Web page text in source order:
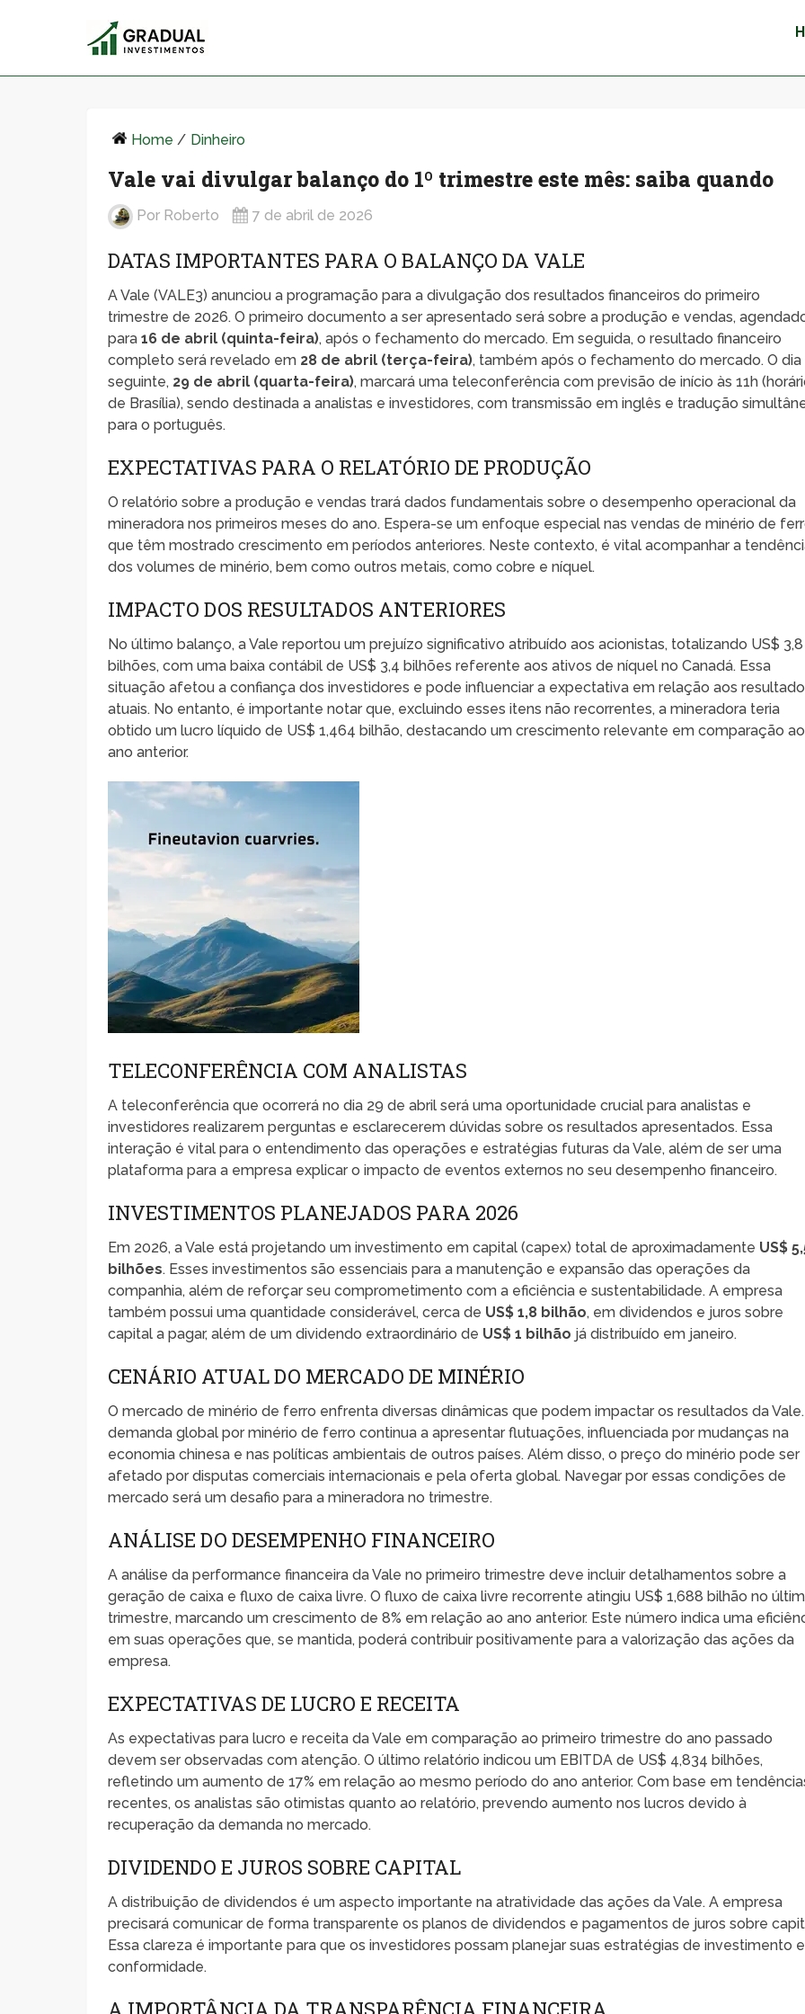
Home / Dinheiro
Vale vai divulgar balanço do 1º trimestre este mês: saiba quando
Por Roberto 7 de abril de 2026
DATAS IMPORTANTES PARA O BALANÇO DA VALE
A Vale (VALE3) anunciou a programação para a divulgação dos resultados financeiros do primeiro
trimestre de 2026. O primeiro documento a ser apresentado será sobre a produção e vendas,
para16 de abril (quinta-feira), após o fechamento do mercado. Em seguida, o resultado financeiro
completo será revelado em 28 de abril (terça-feira), também após o fechamento do mercado. O dia
seguinte, 29 de abril (quarta-feira), marcará uma teleconferência com previsão de início às 11h
de Brasília), sendo destinada a analistas e investidores, com transmissão em inglês e tradução
para o português.
EXPECTATIVAS PARA O RELATÓRIO DE PRODUÇÃO
O relatório sobre a produção e vendas trará dados fundamentais sobre o desempenho operacional da
mineradora nos primeiros meses do ano. Espera-se um enfoque especial nas vendas de minério de
que têm mostrado crescimento em períodos anteriores. Neste contexto, é vital acompanhar a
dos volumes de minério, bem como outros metais, como cobre e níquel.
IMPACTO DOS RESULTADOS ANTERIORES
No último balanço, a Vale reportou um prejuízo significativo atribuído aos acionistas, totalizando US$ 3,8
bilhões, com uma baixa contábil de US$ 3,4 bilhões referente aos ativos de níquel no Canadá. Essa
situação afetou a confiança dos investidores e pode influenciar a expectativa em relação aos
atuais. No entanto, é importante notar que, excluindo esses itens não recorrentes, a mineradora teria
obtido um lucro líquido de US$ 1,464 bilhão, destacando um crescimento relevante em comparação ao
ano anterior.
TELECONFERÊNCIA COM ANALISTAS
A teleconferência que ocorrerá no dia 29 de abril será uma oportunidade crucial para analistas e
investidores realizarem perguntas e esclarecerem dúvidas sobre os resultados apresentados. Essa
interação é vital para o entendimento das operações e estratégias futuras da Vale, além de ser uma
plataforma para a empresa explicar o impacto de eventos externos no seu desempenho financeiro.
INVESTIMENTOS PLANEJADOS PARA 2026
Em 2026, a Vale está projetando um investimento em capital (capex) total de aproximadamente US$
bilhões. Esses investimentos são essenciais para a manutenção e expansão das operações da
companhia, além de reforçar seu comprometimento com a eficiência e sustentabilidade. A empresa
também possui uma quantidade considerável, cerca de US$ 1,8 bilhão, em dividendos e juros sobre
capital a pagar, além de um dividendo extraordinário de US$ 1 bilhão já distribuído em janeiro.
CENÁRIO ATUAL DO MERCADO DE MINÉRIO
O mercado de minério de ferro enfrenta diversas dinâmicas que podem impactar os resultados da
demanda global por minério de ferro continua a apresentar flutuações, influenciada por mudanças na
economia chinesa e nas políticas ambientais de outros países. Além disso, o preço do minério pode ser
afetado por disputas comerciais internacionais e pela oferta global. Navegar por essas condições de
mercado será um desafio para a mineradora no trimestre.
ANÁLISE DO DESEMPENHO FINANCEIRO
A análise da performance financeira da Vale no primeiro trimestre deve incluir detalhamentos sobre a
geração de caixa e fluxo de caixa livre. O fluxo de caixa livre recorrente atingiu US$ 1,688 bilhão no
trimestre, marcando um crescimento de 8% em relação ao ano anterior. Este número indica uma
em suas operações que, se mantida, poderá contribuir positivamente para a valorização das ações da
empresa.
EXPECTATIVAS DE LUCRO E RECEITA
As expectativas para lucro e receita da Vale em comparação ao primeiro trimestre do ano passado
devem ser observadas com atenção. O último relatório indicou um EBITDA de US$ 4,834 bilhões,
refletindo um aumento de 17% em relação ao mesmo período do ano anterior. Com base em
recentes, os analistas são otimistas quanto ao relatório, prevendo aumento nos lucros devido à
recuperação da demanda no mercado.
DIVIDENDO E JUROS SOBRE CAPITAL
A distribuição de dividendos é um aspecto importante na atratividade das ações da Vale. A empresa
precisará comunicar de forma transparente os planos de dividendos e pagamentos de juros sobre
Essa clareza é importante para que os investidores possam planejar suas estratégias de investimento
conformidade.